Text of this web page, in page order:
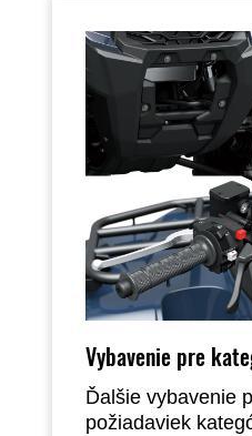
Vybavenie pre
Ďalšie vybavenie
požiadaviek